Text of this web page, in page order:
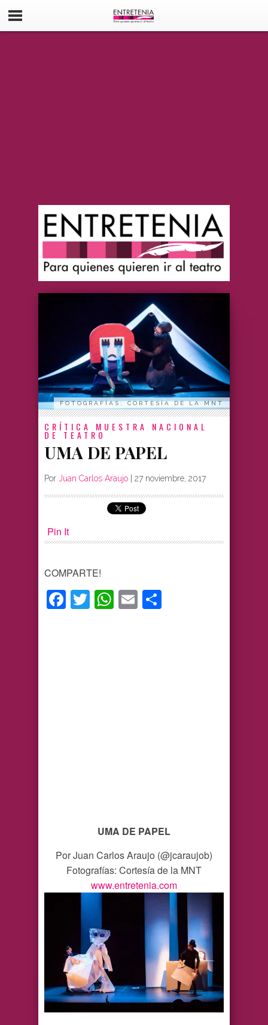
FOTOGRAFÍAS: CORTESÍA DE LA MNT
CRÍTICA MUESTRA NACIONAL
DE TEATRO
UMA DE PAPEL
Por Juan Carlos Araujo | 27 noviembre, 2017
Pin It
COMPARTE!
Facebook
TwitterWhatsApp
Email
UMA DE PAPEL
Por Juan Carlos Araujo (@jcaraujob)
Fotografías: Cortesía de la MNT
www.entretenia.com